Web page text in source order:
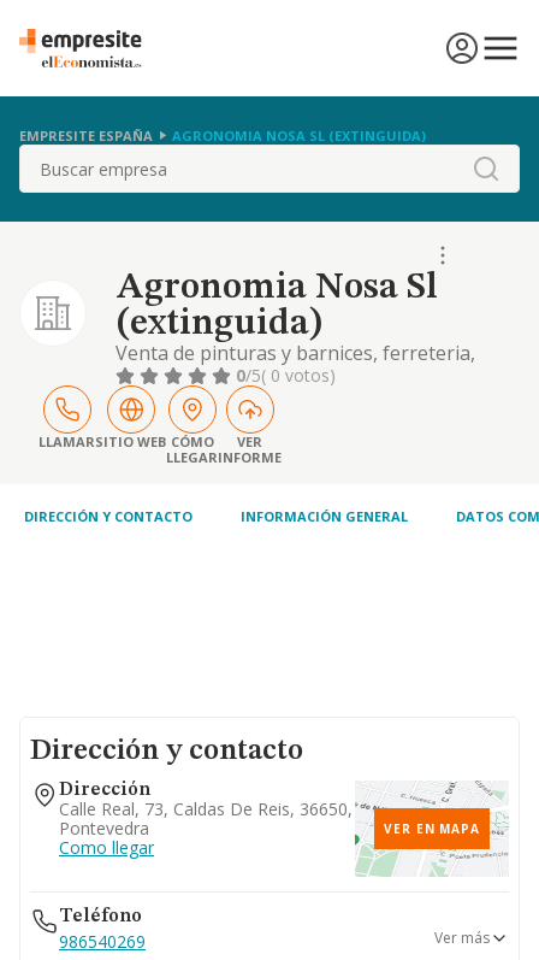
EMPRESITE ESPAÑA AGRONOMIA NOSA SL (EXTINGUIDA)
Buscar
Agronomia Nosa Sl
(extinguida)
Venta de pinturas y barnices, ferreteria,
maquinaria, materiales de seguridad en el
trabajo, comercializacion de plantas,
realizacion de servicicios agrarios.
0/5( 0 votos)
LLAMARSITIO WEB CÓMO
LLEGAR
VER
INFORME
DIRECCIÓN Y CONTACTO INFORMACIÓN GENERAL DATOS
Dirección y contacto
Dirección
Calle Real, 73, Caldas De Reis, 36650,
Pontevedra
Como llegar
VER EN MAPA
Teléfono
986540269 Ver más